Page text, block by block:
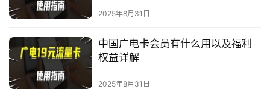
2025年8月31日
中国广电卡会员有什么用以及福利
权益详解
2025年8月31日